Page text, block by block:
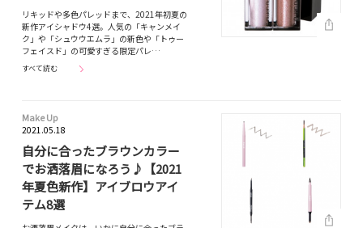
リキッドや多色パレッドまで、2021年初夏の
新作アイシャドウ4選。人気の「キャンメイ
ク」や「シュウウエムラ」の新色や「トゥー
フェイスド」の可愛すぎる限定パレ…
すべて読む
Make Up
2021.05.18
自分に合ったブラウンカラー
でお洒落眉になろう♪【2021
年夏色新作】アイブロウアイ
テム8選